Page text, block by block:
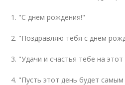
1. "С днем рождения!"
2. "Поздравляю тебя с днем
3. "Удачи и счастья тебе на этот
4. "Пусть этот день будет